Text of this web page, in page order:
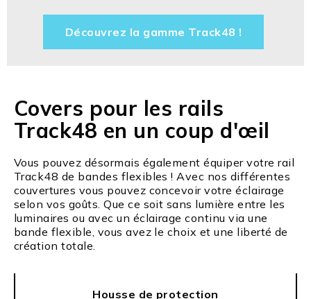
Découvrez la gamme Track48 !
Covers pour les rails
Track48 en un coup d'œil
Vous pouvez désormais également équiper votre rail
Track48 de bandes flexibles ! Avec nos différentes
couvertures vous pouvez concevoir votre éclairage
selon vos goûts. Que ce soit sans lumière entre les
luminaires ou avec un éclairage continu via une
bande flexible, vous avez le choix et une liberté de
création totale.
Housse de protection